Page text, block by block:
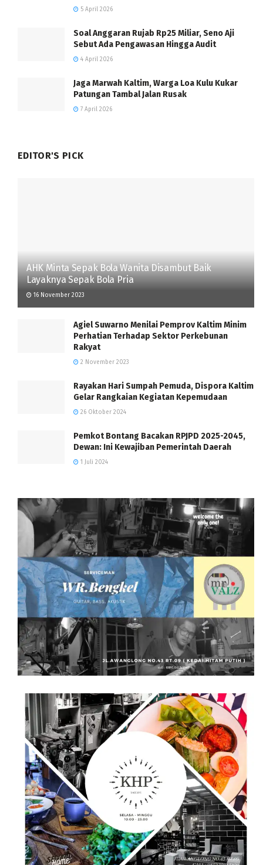
5 April 2026
Soal Anggaran Rujab Rp25 Miliar, Seno Aji
Sebut Ada Pengawasan Hingga Audit
4 April 2026
Jaga Marwah Kaltim, Warga Loa Kulu Kukar
Patungan Tambal Jalan Rusak
7 April 2026
EDITOR'S PICK
AHK Minta Sepak Bola Wanita Disambut Baik
Layaknya Sepak Bola Pria
16 November 2023
Agiel Suwarno Menilai Pemprov Kaltim Minim
Perhatian Terhadap Sektor Perkebunan
Rakyat
2 November 2023
Rayakan Hari Sumpah Pemuda, Dispora Kaltim
Gelar Rangkaian Kegiatan Kepemudaan
26 Oktober 2024
Pemkot Bontang Bacakan RPJPD 2025-2045,
Dewan: Ini Kewajiban Pemerintah Daerah
1 Juli 2024